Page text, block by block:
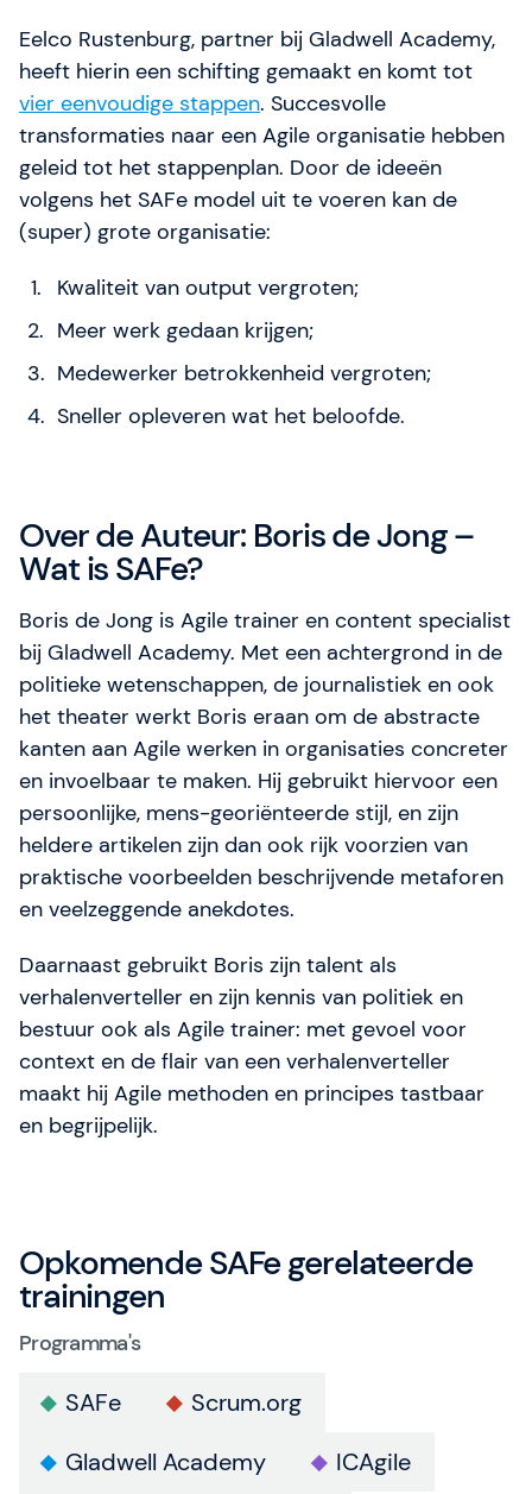
Eelco Rustenburg, partner bij Gladwell Academy,
heeft hierin een schifting gemaakt en komt tot
vier eenvoudige stappen. Succesvolle
transformaties naar een Agile organisatie hebben
geleid tot het stappenplan. Door de ideeën
volgens het SAFe model uit te voeren kan de
(super) grote organisatie:
Kwaliteit van output vergroten;
Meer werk gedaan krijgen;
Medewerker betrokkenheid vergroten;
Sneller opleveren wat het beloofde.
Over de Auteur: Boris de Jong –
Wat is SAFe?
Boris de Jong is Agile trainer en content specialist
bij Gladwell Academy. Met een achtergrond in de
politieke wetenschappen, de journalistiek en ook
het theater werkt Boris eraan om de abstracte
kanten aan Agile werken in organisaties concreter
en invoelbaar te maken. Hij gebruikt hiervoor een
persoonlijke, mens-georiënteerde stijl, en zijn
heldere artikelen zijn dan ook rijk voorzien van
praktische voorbeelden beschrijvende metaforen
en veelzeggende anekdotes.
Daarnaast gebruikt Boris zijn talent als
verhalenverteller en zijn kennis van politiek en
bestuur ook als Agile trainer: met gevoel voor
context en de flair van een verhalenverteller
maakt hij Agile methoden en principes tastbaar
en begrijpelijk.
Opkomende SAFe gerelateerde
trainingen
Programma's
SAFe
Scrum.org
Gladwell Academy
ICAgile